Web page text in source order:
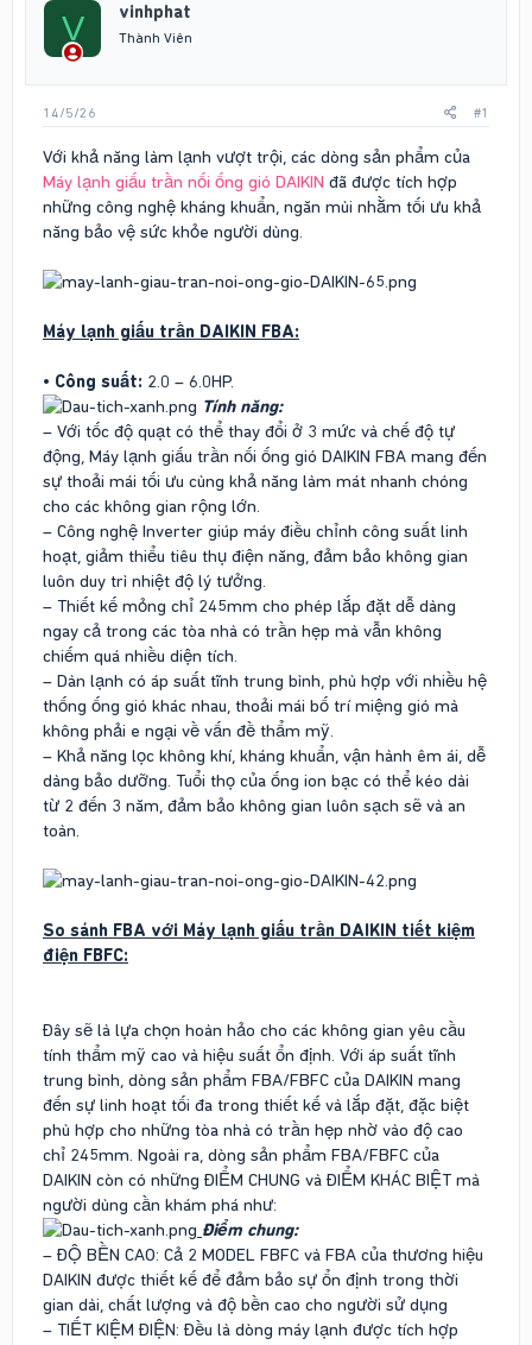
t
t
r
ử
i
V vinhphat
Thành Viên
14/5/26 #1
Với khả năng làm lạnh vượt trội, các dòng sản phẩm của
Máy lạnh giấu trần nối ống gió DAIKIN đã được tích hợp
những công nghệ kháng khuẩn, ngăn mùi nhằm tối ưu khả
năng bảo vệ sức khỏe người dùng.
Máy lạnh giấu trần DAIKIN FBA:
• Công suất: 2.0 – 6.0HP.
Tính năng:
– Với tốc độ quạt có thể thay đổi ở 3 mức và chế độ tự
động, Máy lạnh giấu trần nối ống gió DAIKIN FBA mang đến
sự thoải mái tối ưu cùng khả năng làm mát nhanh chóng
cho các không gian rộng lớn.
– Công nghệ Inverter giúp máy điều chỉnh công suất linh
hoạt, giảm thiểu tiêu thụ điện năng, đảm bảo không gian
luôn duy trì nhiệt độ lý tưởng.
– Thiết kế mỏng chỉ 245mm cho phép lắp đặt dễ dàng
ngay cả trong các tòa nhà có trần hẹp mà vẫn không
chiếm quá nhiều diện tích.
– Dàn lạnh có áp suất tĩnh trung bình, phù hợp với nhiều hệ
thống ống gió khác nhau, thoải mái bố trí miệng gió mà
không phải e ngại về vấn đề thẩm mỹ.
– Khả năng lọc không khí, kháng khuẩn, vận hành êm ái, dễ
dàng bảo dưỡng. Tuổi thọ của ống ion bạc có thể kéo dài
từ 2 đến 3 năm, đảm bảo không gian luôn sạch sẽ và an
toàn.
So sánh FBA với Máy lạnh giấu trần DAIKIN tiết kiệm
điện FBFC:
Đây sẽ là lựa chọn hoàn hảo cho các không gian yêu cầu
tính thẩm mỹ cao và hiệu suất ổn định. Với áp suất tĩnh
trung bình, dòng sản phẩm FBA/FBFC của DAIKIN mang
đến sự linh hoạt tối đa trong thiết kế và lắp đặt, đặc biệt
phù hợp cho những tòa nhà có trần hẹp nhờ vào độ cao
chỉ 245mm. Ngoài ra, dòng sản phẩm FBA/FBFC của
DAIKIN còn có những ĐIỂM CHUNG và ĐIỂM KHÁC BIỆT mà
người dùng cần khám phá như:
Điểm chung:
– ĐỘ BỀN CAO: Cả 2 MODEL FBFC và FBA của thương hiệu
DAIKIN được thiết kế để đảm bảo sự ổn định trong thời
gian dài, chất lượng và độ bền cao cho người sử dụng
– TIẾT KIỆM ĐIỆN: Đều là dòng máy lạnh được tích hợp